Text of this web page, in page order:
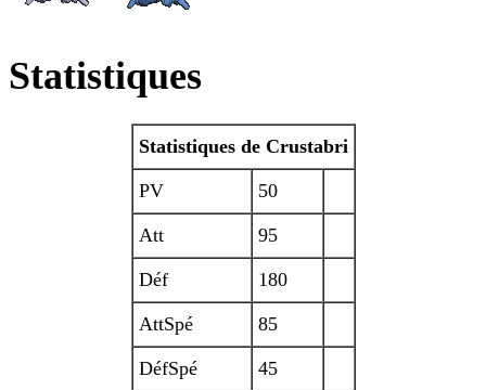
Statistiques
Statistiques de Crustabri
PV 50
Att 95
Déf 180
AttSpé 85
DéfSpé 45